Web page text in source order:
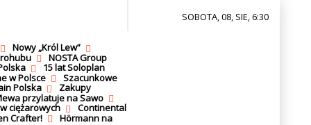
Nowy „Król Lew”
NOSTA Group
15 lat Soloplan
w Polsce
Szacunkowe
Polska
Zakupy
przylatuje na Sawo
ciężarowych
Continental
Crafter!
Hörmann na
SOBOTA, 08, SIE, 6:30